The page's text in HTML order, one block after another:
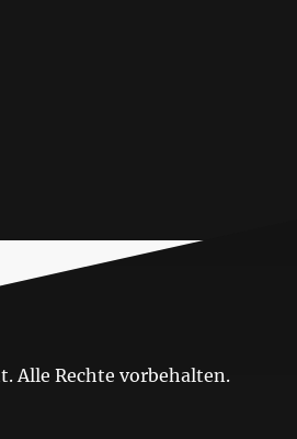
Alle Rechte vorbehalten.